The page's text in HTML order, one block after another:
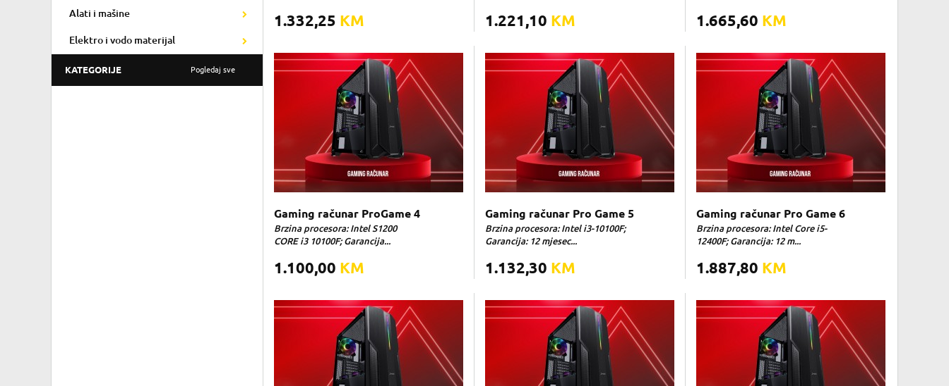
Alati i mašine
Elektro i vodo materijal
KATEGORIJE Pogledaj sve
1.332,25 KM 1.221,10 KM 1.665,60 KM
Gaming računar ProGame 4
Brzina procesora: Intel S1200
CORE i3 10100F; Garancija...
1.100,00 KM
Gaming računar Pro Game 5
Brzina procesora: Intel i3-10100F;
Garancija: 12 mjesec...
1.132,30 KM
Gaming računar Pro Game 6
Brzina procesora: Intel Core i5-
12400F; Garancija: 12 m...
1.887,80 KM